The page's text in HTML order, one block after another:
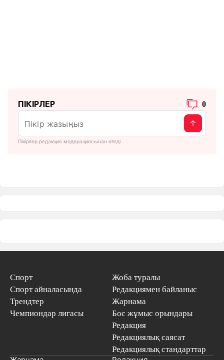
ПІКІРЛЕР 0
Пікірлер редакция модерациясынан өтеді
Спорт
Спорт айналасында
Трендтер
Чемпиондар лигасы
Жоба туралы
Редакциямен байланыс
Жарнама
Бос жұмыс орындары
Редакция
Редакциялық саясат
Редакциялық стандарттар